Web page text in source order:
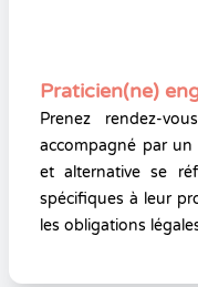
Praticien(ne)
Prenez rendez-
accompagné par
et alternative se
spécifiques à leur
les obligations